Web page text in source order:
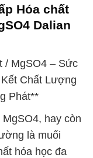
Hóa chất
Dalian
/ MgSO4 – Sức
Chất Lượng
Phát**
hay còn
là muối
hóa học đa